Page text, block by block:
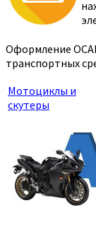
Оформление
транспортных
Мотоциклы и
скутеры